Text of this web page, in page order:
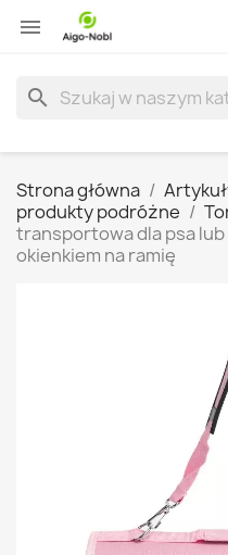

search
Strona główna
produkty podróżne
transportowa dla psa
okienkiem na ramię